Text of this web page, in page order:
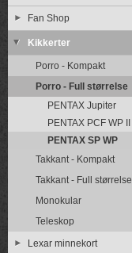
Fan Shop
Kikkerter
Porro - Kompakt
Porro - Full størrelse
PENTAX Jupiter
PENTAX PCF WP II
PENTAX SP WP
Takkant - Kompakt
Takkant - Full størrelse
Monokular
Teleskop
Lexar minnekort